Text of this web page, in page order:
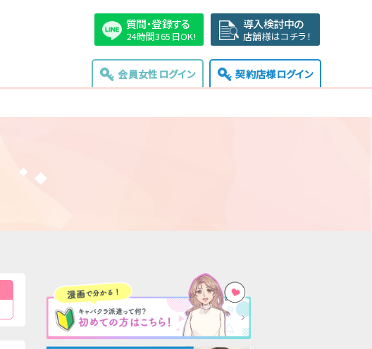
質問・登録する
24時間365日OK!
導入検討中の
店舗様はコチラ！
会員女性ログイン 契約店様ログイン